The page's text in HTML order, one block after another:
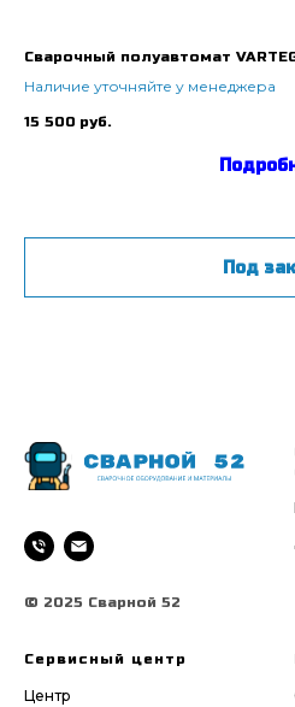
Сварочный полуавтомат
Наличие уточняйте у менеджера
15 500 руб.
Под
© 2025 Сварной 52
Сервисный центр
Центр